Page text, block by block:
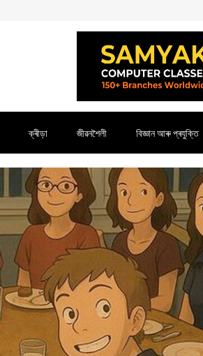
ক্ৰীড়া জীৱনশৈলী বিজ্ঞান আৰু প্ৰযুক্তি